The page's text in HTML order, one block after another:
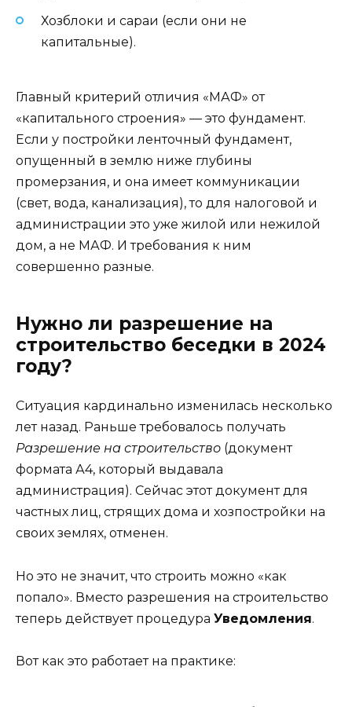
Хозблоки и сараи (если они не
капитальные).
Главный критерий отличия «МАФ» от
«капитального строения» — это фундамент.
Если у постройки ленточный фундамент,
опущенный в землю ниже глубины
промерзания, и она имеет коммуникации
(свет, вода, канализация), то для налоговой и
администрации это уже жилой или нежилой
дом, а не МАФ. И требования к ним
совершенно разные.
Нужно ли разрешение на
строительство беседки в 2024
году?
Ситуация кардинально изменилась несколько
лет назад. Раньше требовалось получать
Разрешение на строительство (документ
формата А4, который выдавала
администрация). Сейчас этот документ для
частных лиц, стрящих дома и хозпостройки на
своих землях, отменен.
Но это не значит, что строить можно «как
попало». Вместо разрешения на строительство
теперь действует процедура Уведомления.
Вот как это работает на практике: